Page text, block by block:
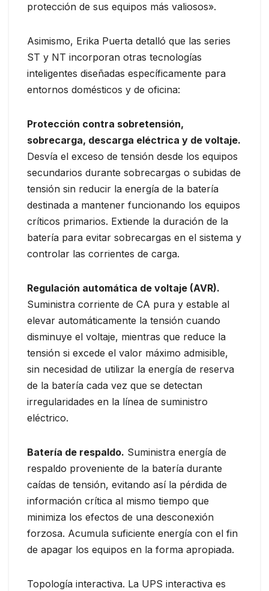
protección de sus equipos más valiosos».
Asimismo, Erika Puerta detalló que las series
ST y NT incorporan otras tecnologías
inteligentes diseñadas específicamente para
entornos domésticos y de oficina:
Protección contra sobretensión,
sobrecarga, descarga eléctrica y de voltaje.
Desvía el exceso de tensión desde los equipos
secundarios durante sobrecargas o subidas de
tensión sin reducir la energía de la batería
destinada a mantener funcionando los equipos
críticos primarios. Extiende la duración de la
batería para evitar sobrecargas en el sistema y
controlar las corrientes de carga.
Regulación automática de voltaje (AVR).
Suministra corriente de CA pura y estable al
elevar automáticamente la tensión cuando
disminuye el voltaje, mientras que reduce la
tensión si excede el valor máximo admisible,
sin necesidad de utilizar la energía de reserva
de la batería cada vez que se detectan
irregularidades en la línea de suministro
eléctrico.
Batería de respaldo. Suministra energía de
respaldo proveniente de la batería durante
caídas de tensión, evitando así la pérdida de
información crítica al mismo tiempo que
minimiza los efectos de una desconexión
forzosa. Acumula suficiente energía con el fin
de apagar los equipos en la forma apropiada.
Topología interactiva. La UPS interactiva es